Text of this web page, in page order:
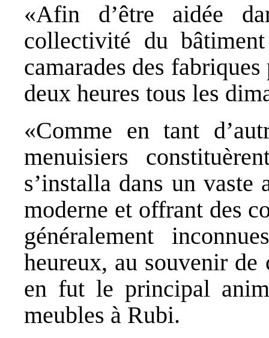
«Afin d’être aidée
collectivité du
camarades des
deux heures tous les
«Comme en tant
menuisiers
s’installa dans un vaste
moderne et offrant des
généralement
heureux, au souvenir
en fut le principal
meubles à Rubi.